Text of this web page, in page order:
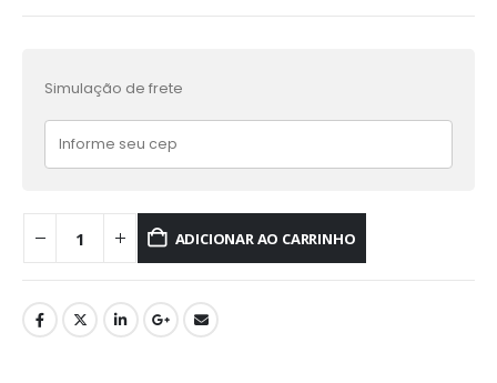
Simulação de frete
ADICIONAR AO CARRINHO